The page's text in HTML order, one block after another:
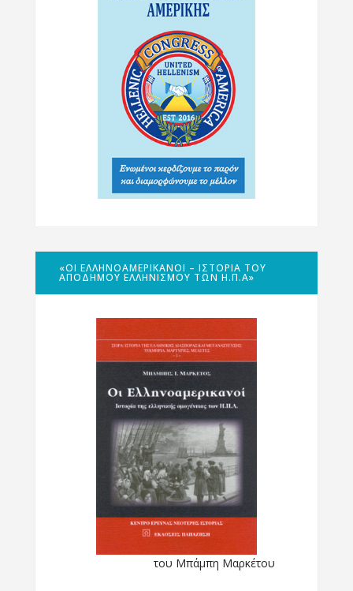
«ΟΙ ΕΛΛΗΝΟΑΜΕΡΙΚΑΝΟΊ – ΙΣΤΟΡΊΑ ΤΟΥ
ΑΠΌΔΗΜΟΥ ΕΛΛΗΝΙΣΜΟΎ ΤΩΝ Η.Π.Α»
του Μπάμπη Μαρκέτου